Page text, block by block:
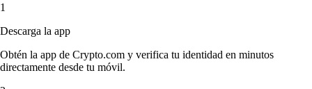
1
Descarga la app
Obtén la app de Crypto.com y verifica tu identidad en minutos
directamente desde tu móvil.